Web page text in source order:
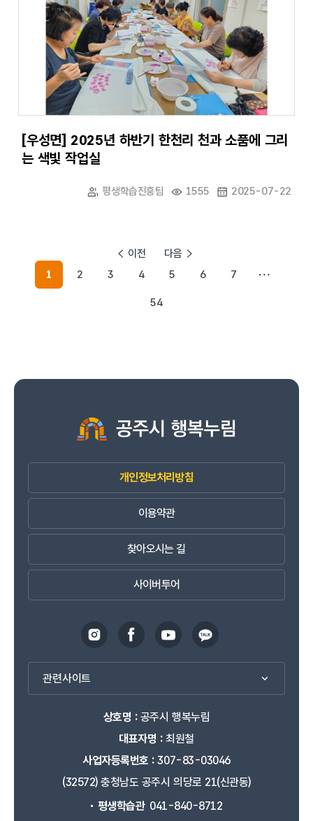
[우성면] 2025년 하반기 한천리 천과 소품에 그리
는 색빛 작업실
평생학습진흥팀 1555 2025-07-22
이전
1
2 3 4 5 6 7
54
다음
개인정보처리방침
이용약관
찾아오시는 길
사이버투어
관련사이트
상호명 :공주시 행복누림
대표자명 :최원철
사업자등록번호 :307-83-03046
(32572) 충청남도 공주시 의당로 21(신관동)
평생학습관 041-840-8712